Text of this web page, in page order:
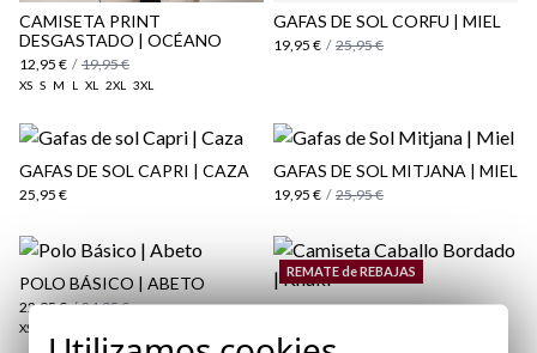
CAMISETA PRINT
DESGASTADO | OCÉANO
12,95 € / 19,95 €
XS S M L XL 2XL 3XL
GAFAS DE SOL CORFU | MIEL
19,95 € / 25,95 €
GAFAS DE SOL CAPRI | CAZA
25,95 €
GAFAS DE SOL MITJANA | MIEL
19,95 € / 25,95 €
POLO BÁSICO | ABETO
22,95 € / 24,95 €
XS
REMATE de REBAJAS
CAMISETA CABALLO